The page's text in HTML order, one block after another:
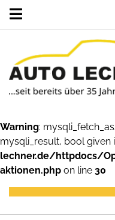
Warning:
mysqli_result, bool given
lechner.de/httpdocs/
aktionen.php on line 30